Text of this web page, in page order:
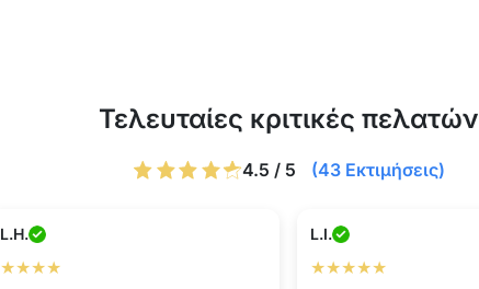
Τελευταίες κριτικές πελατών
4.5 / 5 (43 Εκτιμήσεις)
L.H.
★★★★
L.I.
★★★★★